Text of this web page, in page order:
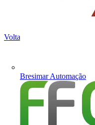
Bresimar Automação
Voltar para Produtos